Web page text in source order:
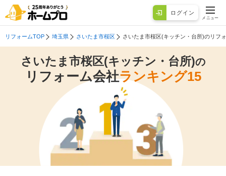
ログイン
メニュー
リフォームTOP 埼玉県 さいたま市桜区 さいたま市桜区(キッチン・台所)のリフ
さいたま市桜区(キッチン・台所)の
リフォーム会社ランキング15